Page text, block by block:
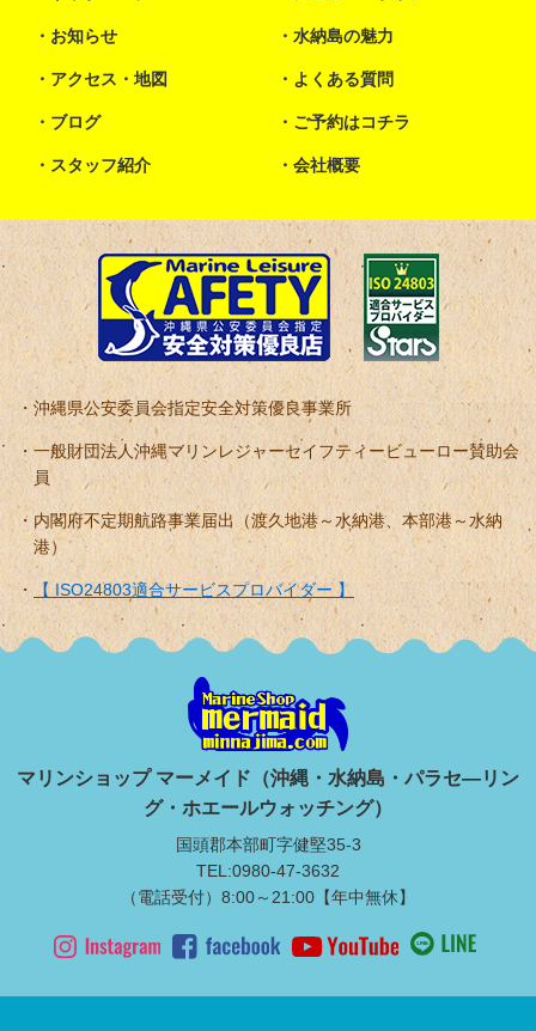
お知らせ 水納島の魅力
アクセス・地図 よくある質問
ブログ ご予約はコチラ
スタッフ紹介 会社概要
沖縄県公安委員会指定安全対策優良事業所
一般財団法人沖縄マリンレジャーセイフティービューロー賛助会
員
内閣府不定期航路事業届出（渡久地港～水納港、本部港～水納
港）
【 ISO24803適合サービスプロバイダー 】
マリンショップ マーメイド（沖縄・水納島・パラセ―リン
グ・ホエールウォッチング）
国頭郡本部町字健堅35-3
TEL:0980-47-3632
（電話受付）8:00～21:00【年中無休】